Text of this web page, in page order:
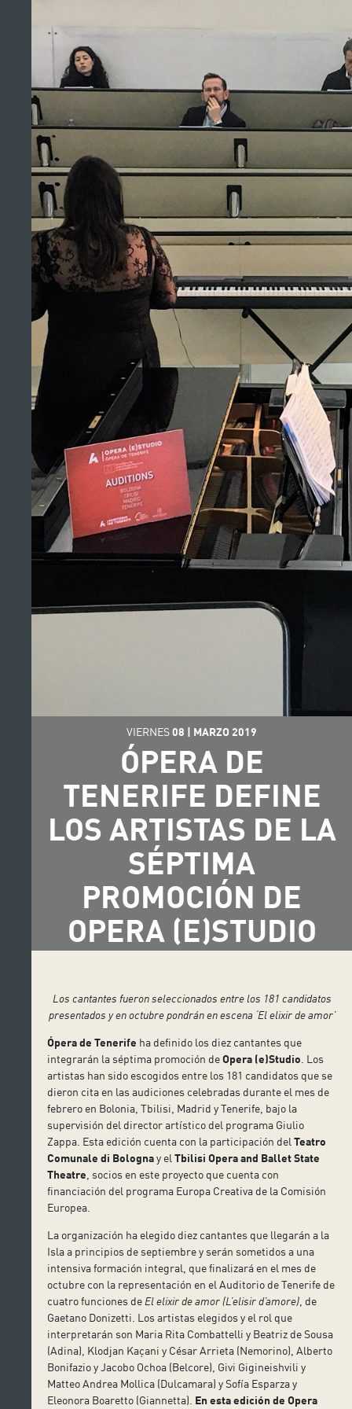
VIERNES08 | MARZO 2019
ÓPERA DE
TENERIFE DEFINE
LOS ARTISTAS DE LA
SÉPTIMA
PROMOCIÓN DE
OPERA (E)STUDIO
Los cantantes fueron seleccionados entre los 181 candidatos
presentados y en octubre pondrán en escena ‘El elixir de amor’
Ópera de Tenerife ha definido los diez cantantes que
integrarán la séptima promoción deOpera (e)Studio . Los
artistas han sido escogidos entre los 181 candidatos que se
dieron cita en las audiciones celebradas durante el mes de
febrero en Bolonia, Tbilisi, Madrid y Tenerife, bajo la
supervisión del director artístico del programa Giulio
Zappa. Esta edición cuenta con la participación delTeatro
Comunale di Bolognay elTbilisi Opera and Ballet State
Theatre , socios en este proyecto que cuenta con
financiación del programa Europa Creativa de la Comisión
Europea.
La organización ha elegido diez cantantes que llegarán a la
Isla a principios de septiembre y serán sometidos a una
intensiva formación integral, que finalizará en el mes de
octubre con la representación en el Auditorio de Tenerife de
cuatro funciones de El elixir de amor (L’elisir d’amore) , de
Gaetano Donizetti. Los artistas elegidos y el rol que
interpretarán son Maria Rita Combattelli y Beatriz de Sousa
(Adina), Klodjan Kaçani y César Arrieta (Nemorino), Alberto
Bonifazio y Jacobo Ochoa (Belcore), Givi Gigineishvili y
Matteo Andrea Mollica (Dulcamara) y Sofía Esparza y
Eleonora Boaretto (Giannetta). En esta edición de Opera